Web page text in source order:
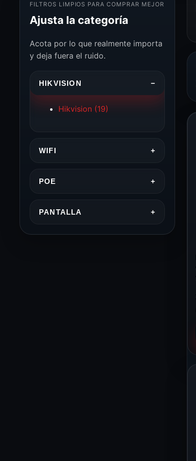
FILTROS LIMPIOS PARA COMPRAR MEJOR
Ajusta la categoría
Acota por lo que realmente importa
y deja fuera el ruido.
HIKVISION −
Hikvision (19)
WIFI +
POE +
PANTALLA +